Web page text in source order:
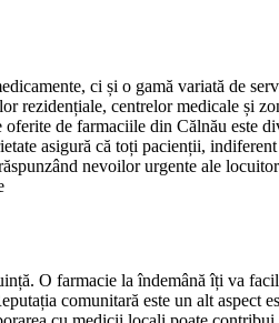
ci și o gamă variată de
rezidențiale, centrelor medicale și
de farmaciile din Călnău este
asigură că toți pacienții,
nevoilor urgente ale
O farmacie la îndemână îți va
comunitară este un alt aspect